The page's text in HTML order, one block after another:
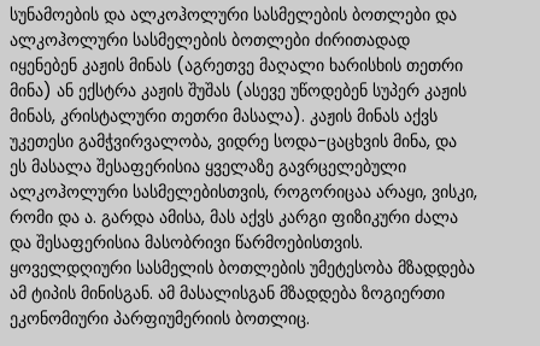
სუნამოების და ალკოჰოლური სასმელების ბოთლები და
ალკოჰოლური სასმელების ბოთლები ძირითადად
იყენებენ კაჟის მინას (აგრეთვე მაღალი ხარისხის თეთრი
მინა) ან ექსტრა კაჟის შუშას (ასევე უწოდებენ სუპერ კაჟის
მინას, კრისტალური თეთრი მასალა). კაჟის მინას აქვს
უკეთესი გამჭვირვალობა, ვიდრე სოდა-ცაცხვის მინა, და
ეს მასალა შესაფერისია ყველაზე გავრცელებული
ალკოჰოლური სასმელებისთვის, როგორიცაა არაყი, ვისკი,
რომი და ა. გარდა ამისა, მას აქვს კარგი ფიზიკური ძალა
და შესაფერისია მასობრივი წარმოებისთვის.
ყოველდღიური სასმელის ბოთლების უმეტესობა მზადდება
ამ ტიპის მინისგან. ამ მასალისგან მზადდება ზოგიერთი
ეკონომიური პარფიუმერიის ბოთლიც.